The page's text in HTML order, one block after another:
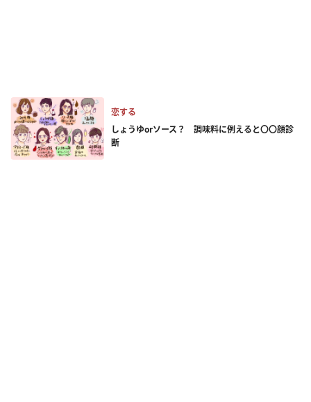
恋する
しょうゆorソース？ 調味料に例えると〇〇顔診
断